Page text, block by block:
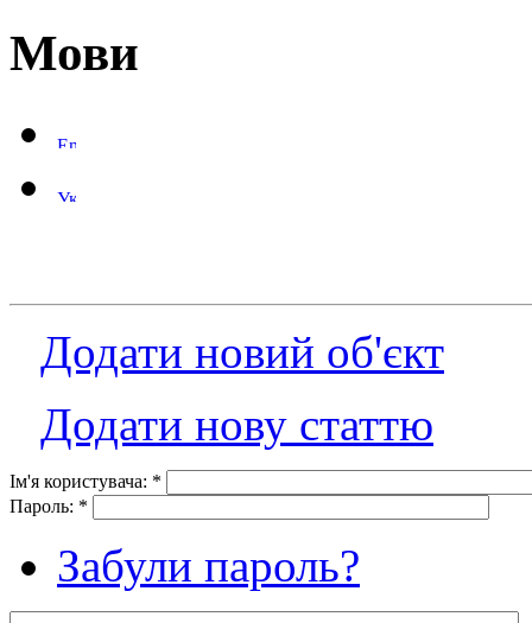
Мови
Додати новий об'єкт
Додати нову статтю
Ім'я користувача: *
Пароль: *
Забули пароль?